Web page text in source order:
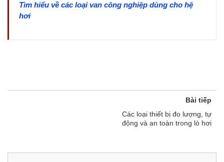
Tìm hiểu về các loại van công nghiệp dùng cho hệ
hơi
Bài tiếp
Các loại thiết bị đo lượng, tự
động và an toàn trong lò hơi